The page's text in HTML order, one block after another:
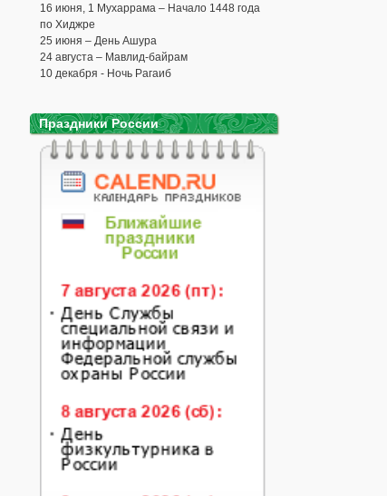
16 июня, 1 Мухаррама – Начало 1448 года
по Хиджре
25 июня – День Ашура
24 августа – Мавлид-байрам
10 декабря - Ночь Рагаиб
Праздники России